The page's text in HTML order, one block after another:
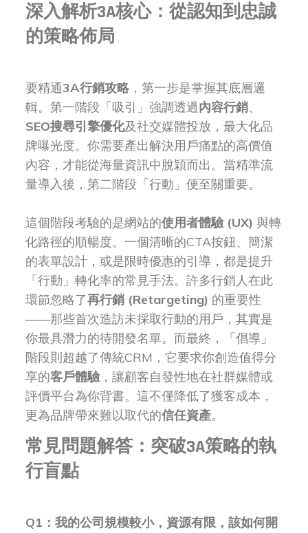
深入解析3A核心：從認知到忠誠
的策略佈局
要精通3A行銷攻略 ，第一步是掌握其底層邏
輯。第一階段「吸引」強調透過內容行銷、
SEO搜尋引擎優化及社交媒體投放，最大化品
牌曝光度。你需要產出解決用戶痛點的高價值
內容，才能從海量資訊中脫穎而出。當精準流
量導入後，第二階段「行動」便至關重要。
這個階段考驗的是網站的使用者體驗 (UX) 與轉
化路徑的順暢度。一個清晰的CTA按鈕、簡潔
的表單設計，或是限時優惠的引導，都是提升
「行動」轉化率的常見手法。許多行銷人在此
環節忽略了再行銷 (Retargeting) 的重要性
——那些首次造訪未採取行動的用戶，其實是
你最具潛力的待開發名單。而最終，「倡導」
階段則超越了傳統CRM，它要求你創造值得分
享的客戶體驗 ，讓顧客自發性地在社群媒體或
評價平台為你背書。這不僅降低了獲客成本，
更為品牌帶來難以取代的信任資產。
常見問題解答：突破3A策略的執
行盲點
Q1：我的公司規模較小，資源有限，該如何開